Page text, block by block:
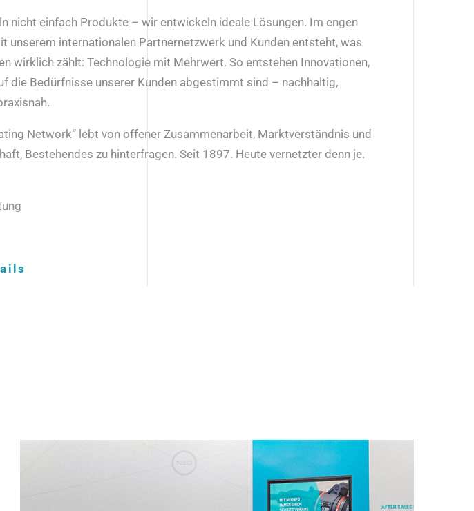
nicht einfach Produkte – wir entwickeln ideale Lösungen. Im engen
unserem internationalen Partnernetzwerk und Kunden entsteht, was
wirklich zählt: Technologie mit Mehrwert. So entstehen Innovationen,
die Bedürfnisse unserer Kunden abgestimmt sind – nachhaltig,
Network“ lebt von offener Zusammenarbeit, Marktverständnis und
Bestehendes zu hinterfragen. Seit 1897. Heute vernetzter denn je.